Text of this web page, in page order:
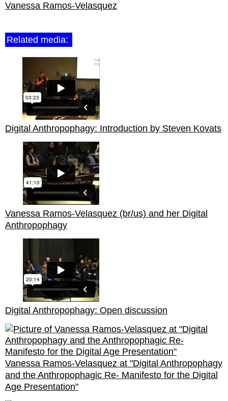
Vanessa Ramos-Velasquez
Related media:
Digital Anthropophagy: Introduction by Steven Kovats
Vanessa Ramos-Velasquez (br/us) and her Digital
Anthropophagy
Digital Anthropophagy: Open discussion
Vanessa Ramos-Velasquez at "Digital Anthropophagy
and the Anthropophagic Re- Manifesto for the Digital
Age Presentation"